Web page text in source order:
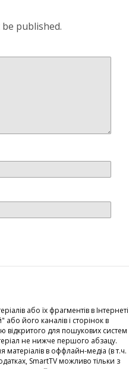
published.
або їх фрагментів в Інтернеті
його каналів і сторінок в
для пошукових систем
не нижче першого абзацу.
матеріалів в оффлайн-медіа (в т.ч.
SmartTV можливо тільки з